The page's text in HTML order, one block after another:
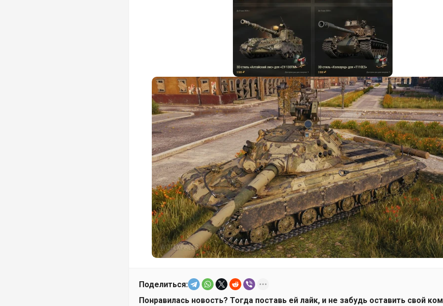
Поделиться:
Понравилась новость? Тогда поставь ей лайк, и не забудь оставить свой